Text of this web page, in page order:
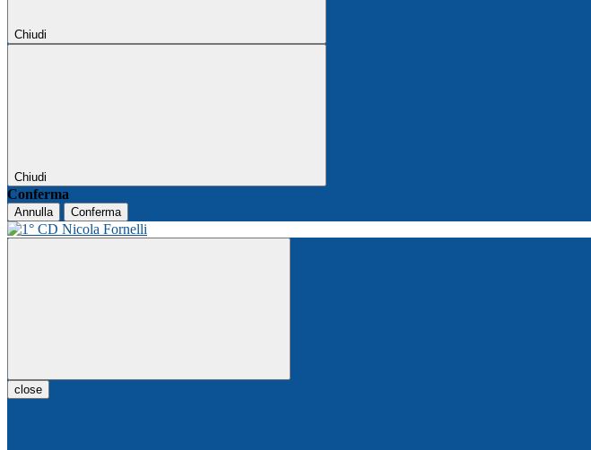
Chiudi
Chiudi
Conferma
Annulla Conferma
close